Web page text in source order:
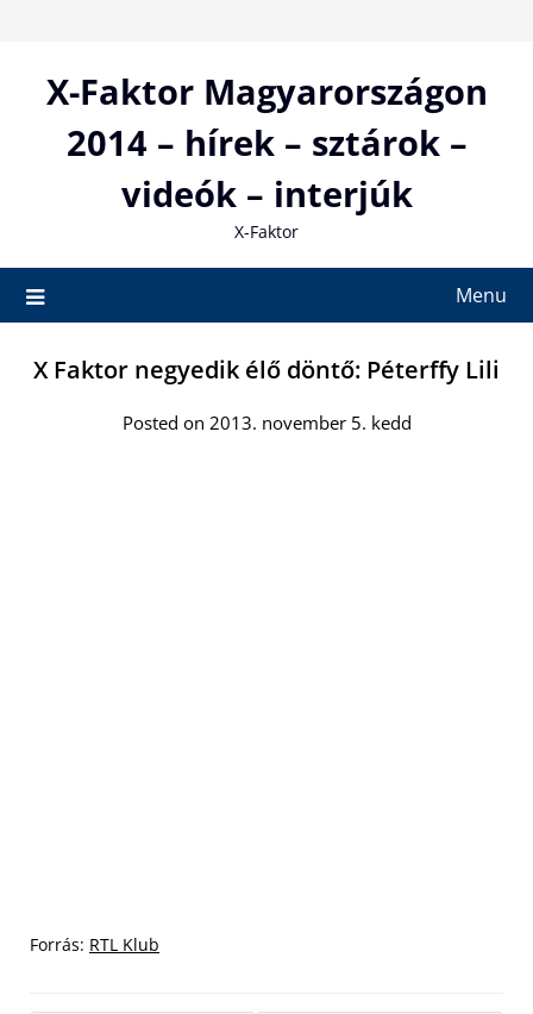
contentX-Faktor Magyarországon
2014 – hírek – sztárok –
videók – interjúk
X-Faktor
Menu
X Faktor negyedik élő döntő: Péterffy Lili
Posted on 2013. november 5. kedd
Forrás: RTL Klub